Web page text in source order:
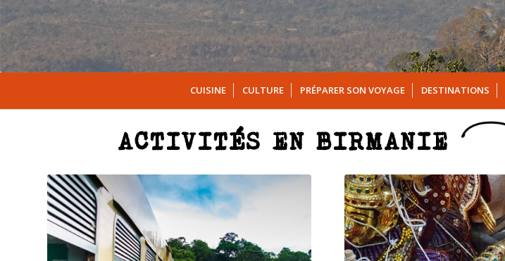
CUISINE CULTURE PRÉPARER SON VOYAGE DESTINATIONS
ACTIVITÉS EN BIRMANIE